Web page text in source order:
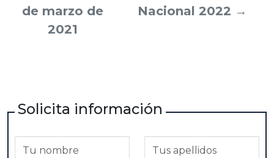
de marzo de
2021
Nacional 2022 →
Solicita información